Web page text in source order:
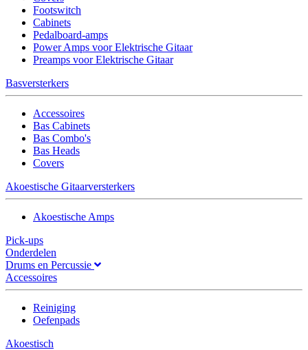
Footswitch
Cabinets
Pedalboard-amps
Power Amps voor Elektrische Gitaar
Preamps voor Elektrische Gitaar
Basversterkers
Accessoires
Bas Cabinets
Bas Combo's
Bas Heads
Covers
Akoestische Gitaarversterkers
Akoestische Amps
Pick-ups
Onderdelen
Drums en Percussie
Accessoires
Reiniging
Oefenpads
Akoestisch